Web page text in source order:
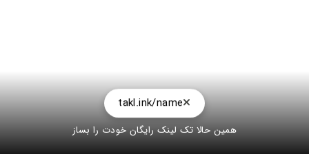
takl.ink/name
همین حالا تک لینک رایگان خودت را بساز